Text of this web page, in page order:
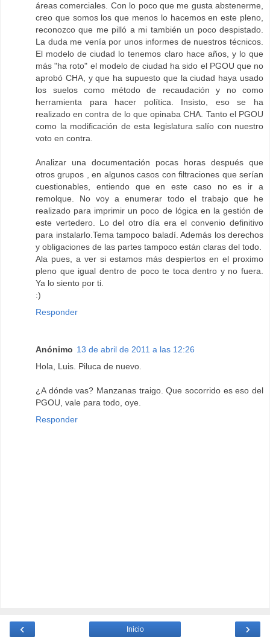
áreas comerciales. Con lo poco que me gusta abstenerme,
creo que somos los que menos lo hacemos en este pleno,
reconozco que me pilló a mi también un poco despistado.
La duda me venía por unos informes de nuestros técnicos.
El modelo de ciudad lo tenemos claro hace años, y lo que
más "ha roto" el modelo de ciudad ha sido el PGOU que no
aprobó CHA, y que ha supuesto que la ciudad haya usado
los suelos como método de recaudación y no como
herramienta para hacer política. Insisto, eso se ha
realizado en contra de lo que opinaba CHA. Tanto el PGOU
como la modificación de esta legislatura salío con nuestro
voto en contra.
Analizar una documentación pocas horas después que
otros grupos , en algunos casos con filtraciones que serían
cuestionables, entiendo que en este caso no es ir a
remolque. No voy a enumerar todo el trabajo que he
realizado para imprimir un poco de lógica en la gestión de
este vertedero. Lo del otro día era el convenio definitivo
para instalarlo.Tema tampoco baladí. Además los derechos
y obligaciones de las partes tampoco están claras del todo.
Ala pues, a ver si estamos más despiertos en el proximo
pleno que igual dentro de poco te toca dentro y no fuera.
Ya lo siento por ti.
:)
Responder
Anónimo 13 de abril de 2011 a las 12:26
Hola, Luis. Piluca de nuevo.
¿A dónde vas? Manzanas traigo. Que socorrido es eso del
PGOU, vale para todo, oye.
Responder
‹ ›
Inicio